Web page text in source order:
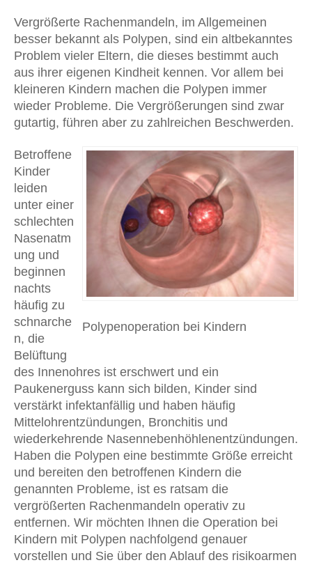
Vergrößerte Rachenmandeln, im Allgemeinen
besser bekannt als Polypen, sind ein altbekanntes
Problem vieler Eltern, die dieses bestimmt auch
aus ihrer eigenen Kindheit kennen. Vor allem bei
kleineren Kindern machen die Polypen immer
wieder Probleme. Die Vergrößerungen sind zwar
gutartig, führen aber zu zahlreichen Beschwerden.
Polypenoperation bei Kindern
Betroffene
Kinder
leiden
unter einer
schlechten
Nasenatm
ung und
beginnen
nachts
häufig zu
schnarche
n, die
Belüftung
des Innenohres ist erschwert und ein
Paukenerguss kann sich bilden, Kinder sind
verstärkt infektanfällig und haben häufig
Mittelohrentzündungen, Bronchitis und
wiederkehrende Nasennebenhöhlenentzündungen.
Haben die Polypen eine bestimmte Größe erreicht
und bereiten den betroffenen Kindern die
genannten Probleme, ist es ratsam die
vergrößerten Rachenmandeln operativ zu
entfernen. Wir möchten Ihnen die Operation bei
Kindern mit Polypen nachfolgend genauer
vorstellen und Sie über den Ablauf des risikoarmen